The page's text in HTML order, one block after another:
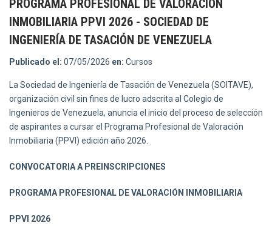
PROGRAMA PROFESIONAL DE VALORACIÓN
INMOBILIARIA PPVI 2026 - SOCIEDAD DE
INGENIERÍA DE TASACIÓN DE VENEZUELA
Publicado el: 07/05/2026 en: Cursos
La Sociedad de Ingeniería de Tasación de Venezuela (SOITAVE),
organización civil sin fines de lucro adscrita al Colegio de
Ingenieros de Venezuela, anuncia el inicio del proceso de selección
de aspirantes a cursar el Programa Profesional de Valoración
Inmobiliaria (PPVI) edición año 2026.
CONVOCATORIA A PREINSCRIPCIONES
PROGRAMA PROFESIONAL DE VALORACIÓN INMOBILIARIA
PPVI 2026